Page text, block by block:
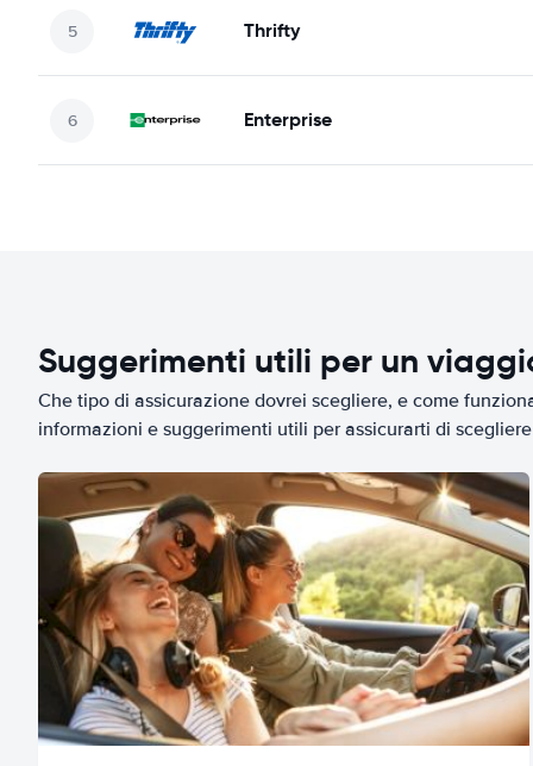
Thrifty
Enterprise
Suggerimenti utili per un
Che tipo di assicurazione dovrei scegliere, e come
informazioni e suggerimenti utili per assicurarti di